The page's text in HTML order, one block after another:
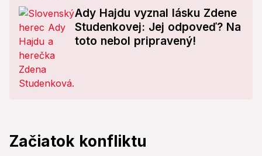
Ady Hajdu vyznal lásku Zdene
Studenkovej: Jej odpoveď? Na
toto nebol pripravený!
Začiatok konfliktu